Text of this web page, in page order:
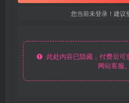
您当前未登录！建议
此处内容已隐藏，付费后可
网站客服。